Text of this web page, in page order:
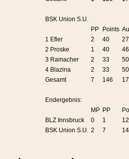
BSK Union S.U.
PP
Points
1 Efler
2 40 27
2 Proske
1 40 46
3 Ramacher
2 33 50
4 Blazina
2 33 50
Gesamt
7 146
Endergebnis:
MP PP
BLZ Innsbruck
0 1
BSK Union S.U. 2 7